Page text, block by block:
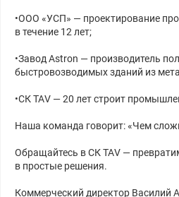
•ООО «УСП» — проектирование
в течение 12 лет;
•Завод Astron — производитель
быстровозводимых зданий из
•СК ТАV — 20 лет строит
Наша команда говорит: «Чем
Обращайтесь в СК ТАV —
в простые решения.
Коммерческий директор Василий